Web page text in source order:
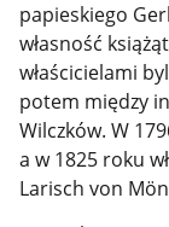
papieskiego
własność
właścicielami
potem między
Wilczków. W
a w 1825 roku
Larisch von